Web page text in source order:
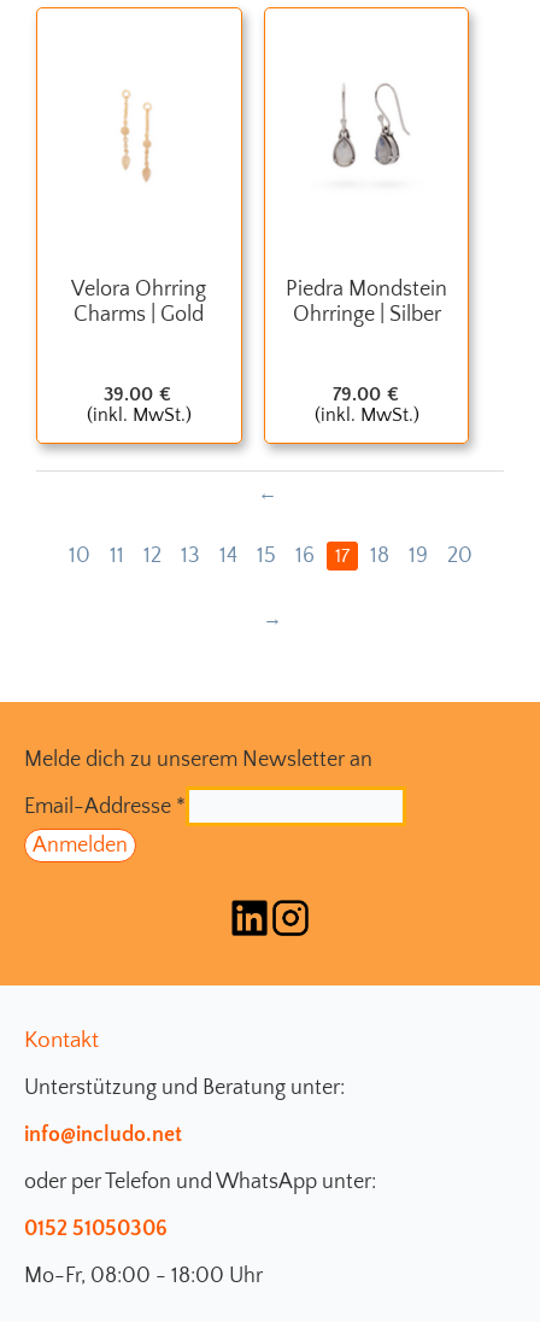
Velora Ohrring
Charms | Gold
39.00 €
(inkl. MwSt.)
Piedra Mondstein
Ohrringe | Silber
79.00 €
(inkl. MwSt.)
10 11 12 13 14 15 16 17 18 19 20
Melde dich zu unserem Newsletter an
Email-Addresse *
Kontakt
Unterstützung und Beratung unter:
info@includo.net
oder per Telefon und WhatsApp unter:
0152 51050306
Mo-Fr, 08:00 - 18:00 Uhr